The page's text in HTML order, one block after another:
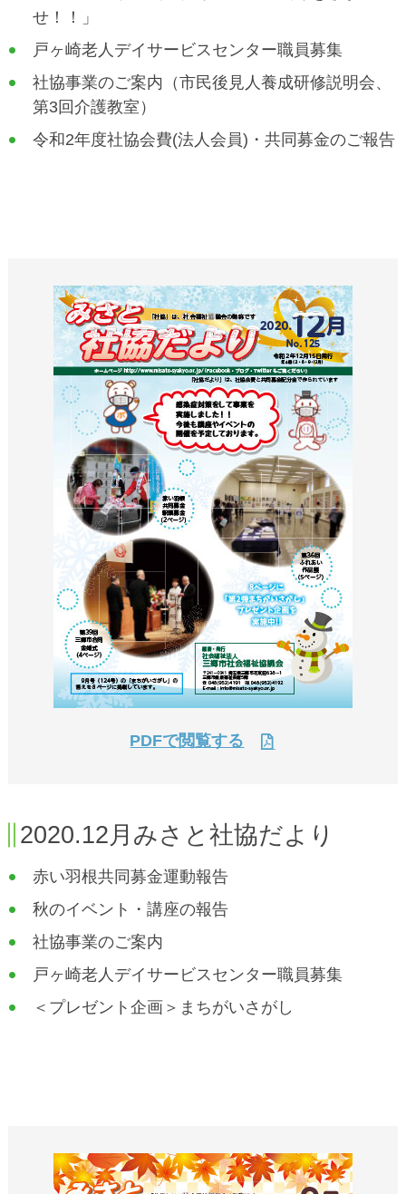
せ！！」
戸ヶ崎老人デイサービスセンター職員募集
社協事業のご案内（市民後見人養成研修説明会、
第3回介護教室）
令和2年度社協会費(法人会員)・共同募金のご報告
PDFで閲覧する
2020.12月みさと社協だより
赤い羽根共同募金運動報告
秋のイベント・講座の報告
社協事業のご案内
戸ヶ崎老人デイサービスセンター職員募集
＜プレゼント企画＞まちがいさがし